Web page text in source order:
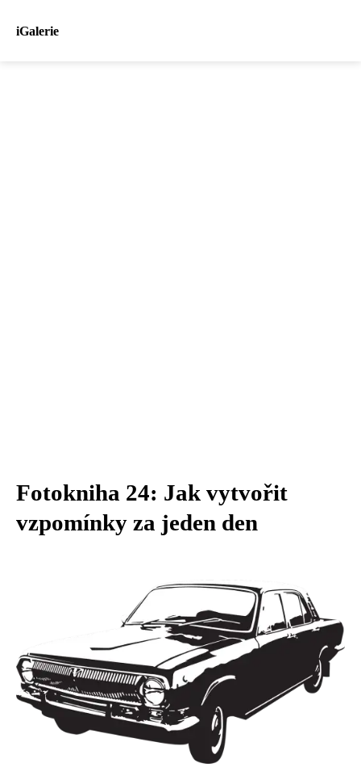
iGalerie
Fotokniha 24: Jak vytvořit
vzpomínky za jeden den